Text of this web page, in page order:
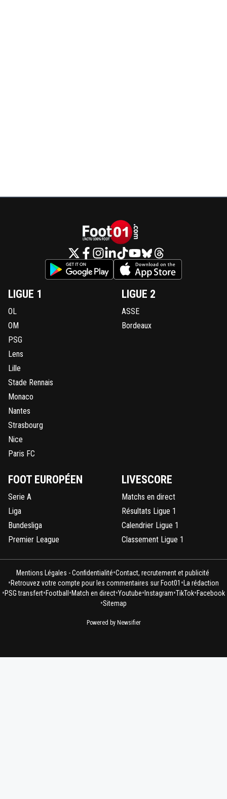
LIGUE 1
OL
OM
PSG
Lens
Lille
Stade Rennais
Monaco
Nantes
Strasbourg
Nice
Paris FC
LIGUE 2
ASSE
Bordeaux
FOOT EUROPÉEN
Serie A
Liga
Bundesliga
Premier League
LIVESCORE
Matchs en direct
Résultats Ligue 1
Calendrier Ligue 1
Classement Ligue 1
Mentions Légales - Confidentialité•Contact, recrutement et publicité
•Retrouvez votre compte pour les commentaires sur Foot01 • La rédaction
•PSG transfert•Football •Match en direct•Youtube• Instagram•TikTok•Facebook
•Sitemap
Powered by Newsifier